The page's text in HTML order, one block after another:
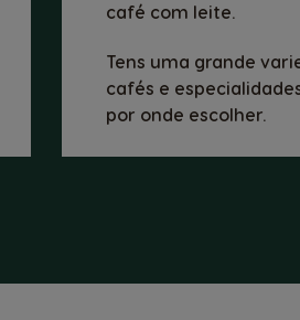
café com leite.
Tens uma grande
cafés e
por onde escolher.